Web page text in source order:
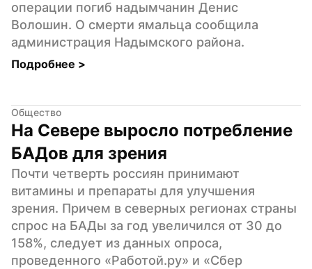
операции погиб надымчанин Денис
Волошин. О смерти ямальца сообщила
администрация Надымского района.
Подробнее >
Общество
На Севере выросло потребление
БАДов для зрения
Почти четверть россиян принимают
витамины и препараты для улучшения
зрения. Причем в северных регионах страны
спрос на БАДы за год увеличился от 30 до
158%, следует из данных опроса,
проведенного «Работой.ру» и «Сбер